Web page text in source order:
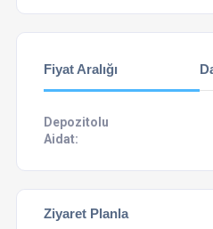
Fiyat Aralığı
Depozitolu
Aidat:
Ziyaret Planla